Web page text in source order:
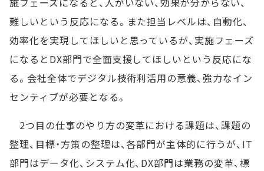
難しいという反応になる。また担当レベルは、自動化、
効率化を実現してほしいと思っているが、実施フェーズ
になるとDX部門で全面支援してほしいという反応にな
る。会社全体でデジタル技術利活用の意義、強力なイン
センティブが必要となる。
2つ目の仕事のやり方の変革における課題は、課題の
整理、目標・方策の整理は、各部門が主体的に行うが、IT
部門はデータ化、システム化、DX部門は業務の変革、標